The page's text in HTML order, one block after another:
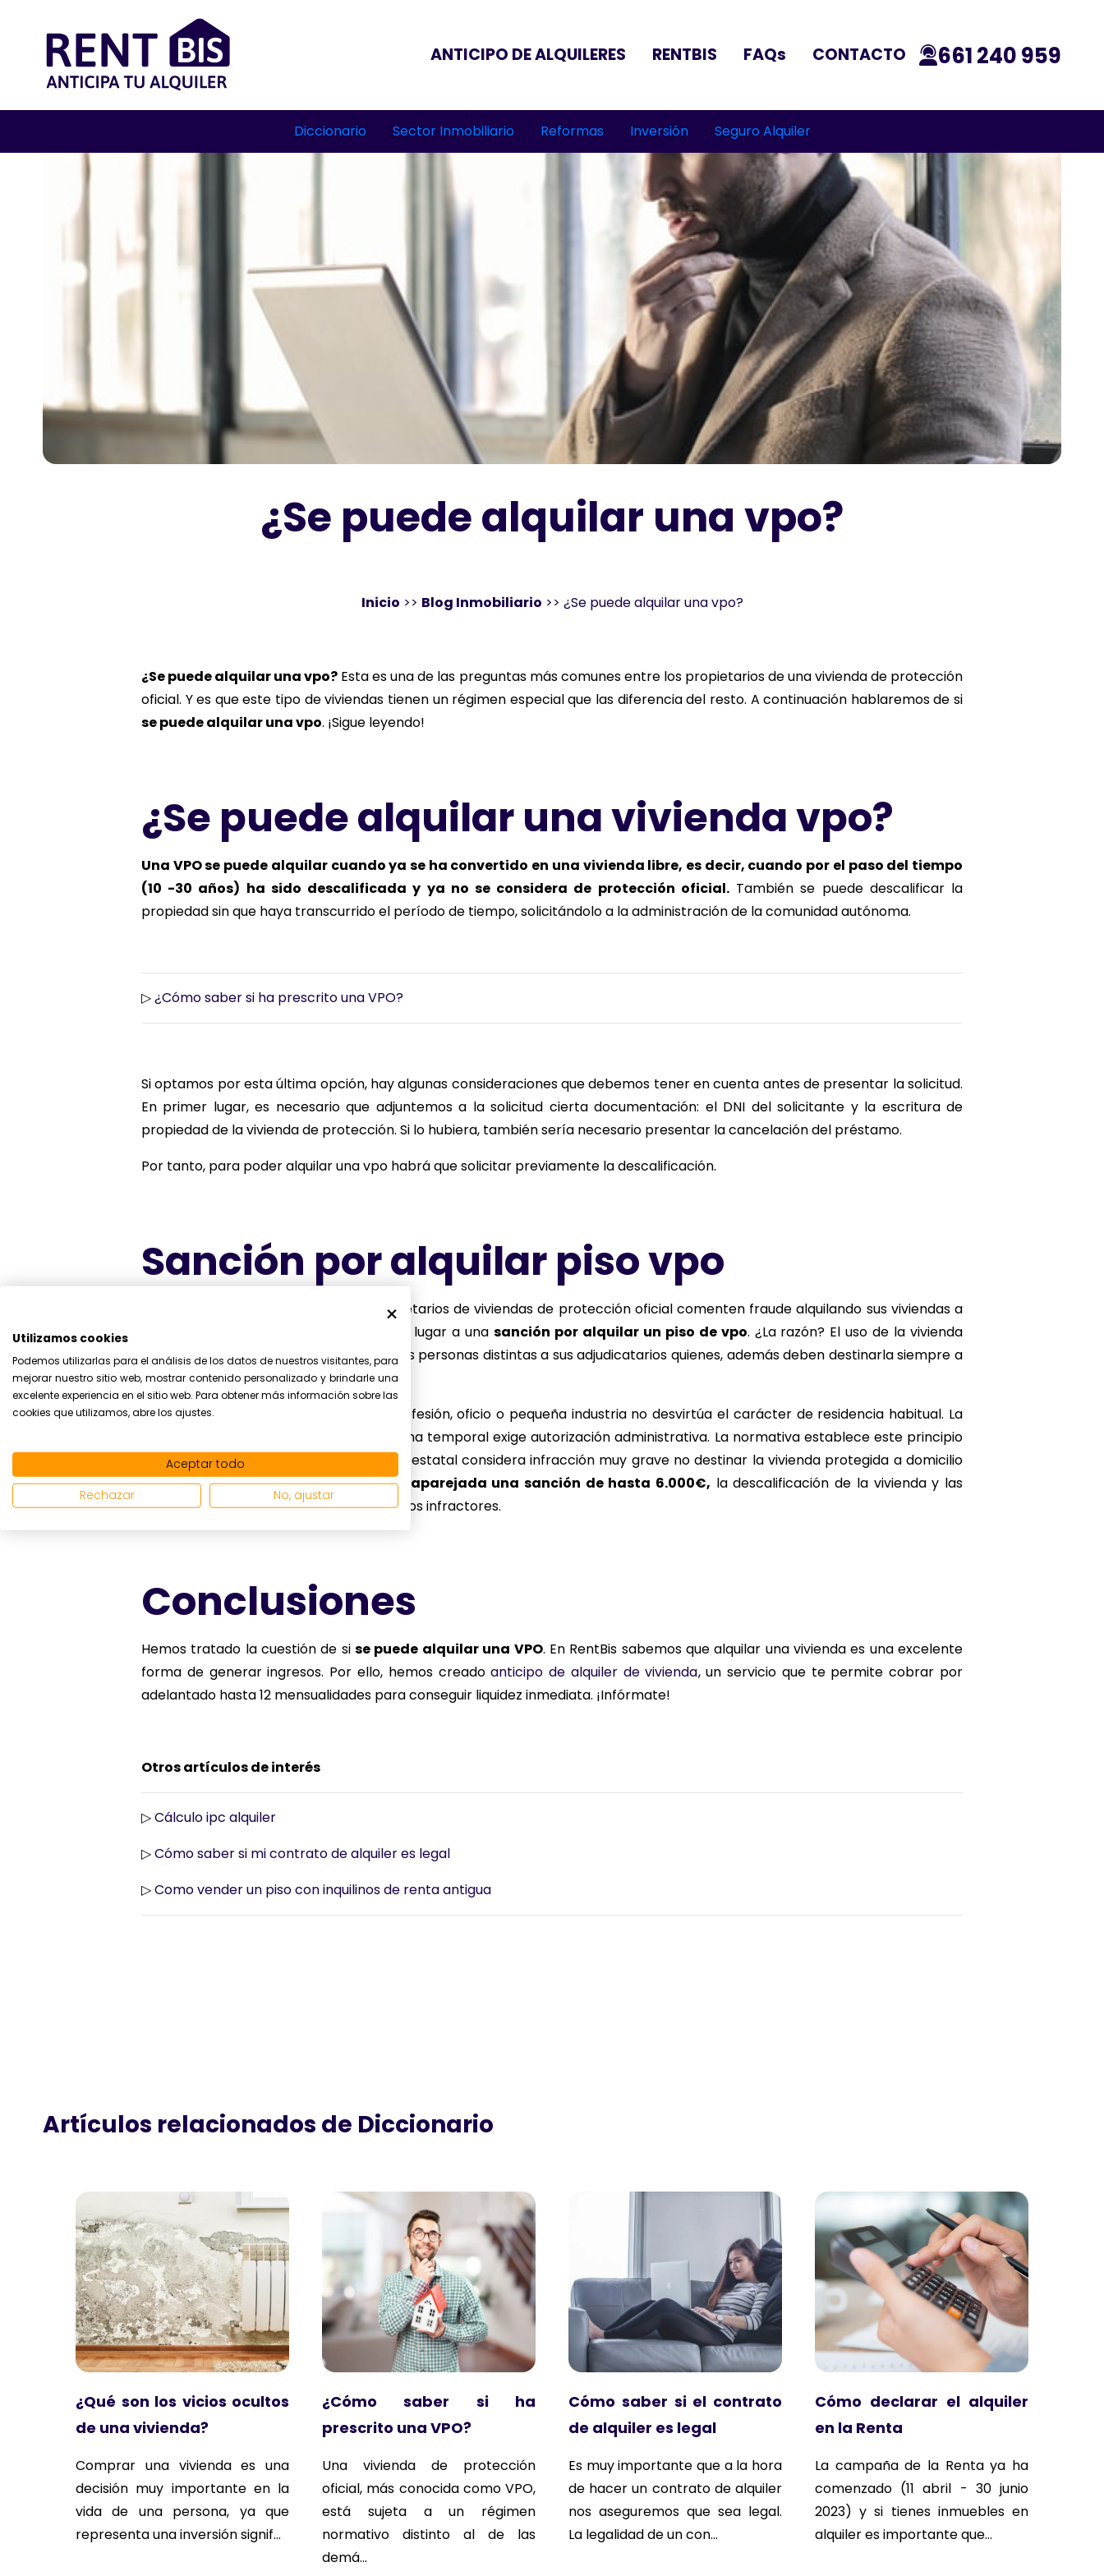
ANTICIPO DE ALQUILERES RENTBIS FAQs CONTACTO 661 240 959
Diccionario Sector Inmobiliario Reformas Inversión Seguro Alquiler
¿Se puede alquilar una vpo?
Inicio >> Blog Inmobiliario >> ¿Se puede alquilar una vpo?
¿Se puede alquilar una vpo? Esta es una de las preguntas más comunes entre los propietarios de una vivienda de protección
oficial. Y es que este tipo de viviendas tienen un régimen especial que las diferencia del resto. A continuación hablaremos de si
se puede alquilar una vpo. ¡Sigue leyendo!
¿Se puede alquilar una vivienda vpo?
Una VPO se puede alquilar cuando ya se ha convertido en una vivienda libre, es decir, cuando por el paso del tiempo
(10 -30 años) ha sido descalificada y ya no se considera de protección oficial.También se puede descalificar la
propiedad sin que haya transcurrido el período de tiempo, solicitándolo a la administración de la comunidad autónoma.
▷¿Cómo saber si ha prescrito una VPO?
Si optamos por esta última opción, hay algunas consideraciones que debemos tener en cuenta antes de presentar la solicitud.
En primer lugar, es necesario que adjuntemos a la solicitud cierta documentación: el DNI del solicitante y la escritura de
propiedad de la vivienda de protección. Si lo hubiera, también sería necesario presentar la cancelación del préstamo.
Por tanto, para poder alquilar una vpo habrá que solicitar previamente la descalificación.
Sanción por alquilar piso vpo
Se suelen dar casos en los que los propietarios de viviendas de protección oficial comenten fraude alquilando sus viviendas a
terceras personas. Esto no es legal y da lugar a unasanción por alquilar un piso de vpo. ¿La razón? El uso de la vivienda
protegida no puede ser cedido a terceras personas distintas a sus adjudicatarios quienes, además deben destinarla siempre a
su domicilio habitual y permanente.
El ejercicio en dicho domicilio de una profesión, oficio o pequeña industria no desvirtúa el carácter de residencia habitual. La
falta de ocupación de la vivienda de forma temporal exige autorización administrativa. La normativa establece este principio
en el artº3 del R.D. 3148/1978. El régimen estatal considera infracción muy grave no destinar la vivienda protegida a domicilio
habitual y permanente, pudiendo llevar aparejada una sanción de hasta 6.000€, la descalificación de la vivienda y las
acciones de desahucio en caso de inquilinos infractores.
Conclusiones
Hemos tratado la cuestión de sise puede alquilar una VPO. En RentBis sabemos que alquilar una vivienda es una excelente
forma de generar ingresos. Por ello, hemos creadoanticipo de alquiler de vivienda, un servicio que te permite cobrar por
adelantado hasta 12 mensualidades para conseguir liquidez inmediata. ¡Infórmate!
Otros artículos de interés
▷Cálculo ipc alquiler
▷Cómo saber si mi contrato de alquiler es legal
▷Como vender un piso con inquilinos de renta antigua
Artículos relacionados de Diccionario
¿Qué son los vicios ocultos
de una vivienda?
Comprar una vivienda es una
decisión muy importante en la
vida de una persona, ya que
representa una inversión signif...
¿Cómo saber si ha
prescrito una VPO?
Una vivienda de protección
oficial, más conocida como VPO,
está sujeta a un régimen
normativo distinto al de las
demá...
Cómo saber si el contrato
de alquiler es legal
Es muy importante que a la hora
de hacer un contrato de alquiler
nos aseguremos que sea legal.
La legalidad de un con...
Cómo declarar el alquiler
en la Renta
La campaña de la Renta ya ha
comenzado (11 abril - 30 junio
2023) y si tienes inmuebles en
alquiler es importante que...
Utilizamos cookies
Podemos utilizarlas para el análisis de los datos de nuestros visitantes, para
mejorar nuestro sitio web, mostrar contenido personalizado y brindarle una
excelente experiencia en el sitio web. Para obtener más información sobre las
cookies que utilizamos, abre los ajustes.
Aceptar todo
Rechazar
No, ajustar